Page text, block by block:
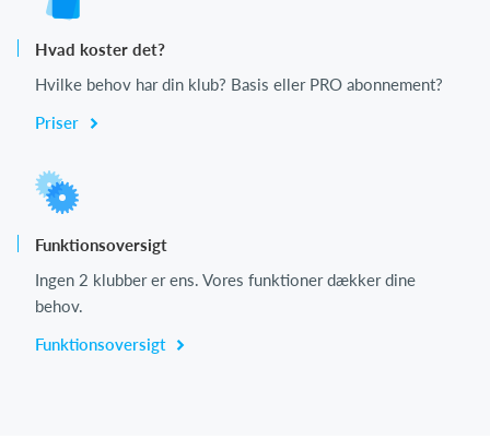
Hvad koster det?
Hvilke behov har din klub? Basis eller PRO abonnement?
Priser
Funktionsoversigt
Ingen 2 klubber er ens. Vores funktioner dækker dine
behov.
Funktionsoversigt